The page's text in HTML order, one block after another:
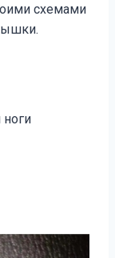
схемами
ноги